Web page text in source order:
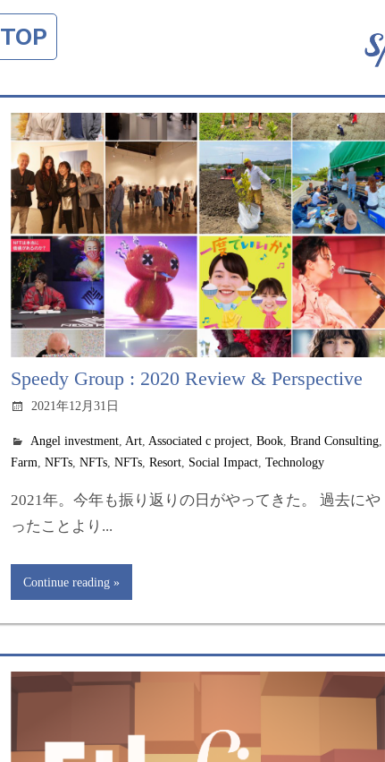
TOP
Speedy Group : 2020 Review & Perspective
2021年12月31日
Angel investment Art Associated c project ,Book ,Brand Consulting
Farm ,NFTs ,NFTs ,NFTs ,Resort Social Impact ,Technology
2021年。今年も振り返りの日がやってきた。 過去にや
ったことより...
Continue reading